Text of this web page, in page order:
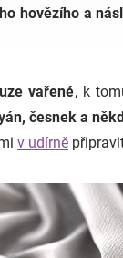
hovězího a
vařené, k
česnek a
v udírně